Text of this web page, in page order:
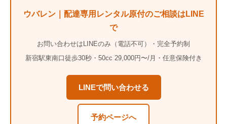
ウバレン｜配達専用レンタル原付のご相談はLINE
で
お問い合わせはLINEのみ（電話不可）・完全予約制
新宿駅東南口徒歩30秒・50cc 29,000円〜/月・任意保険付き
LINEで問い合わせる
予約ページへ